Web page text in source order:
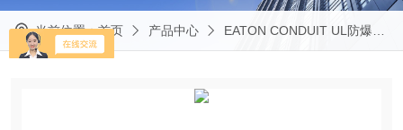
当前位置：首页 产品中心 EATON CONDUIT UL防爆管件